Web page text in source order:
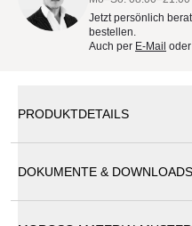
Jetzt persönlich
bestellen.
Auch per E-Mail
PRODUKTDETAILS
DOKUMENTE &